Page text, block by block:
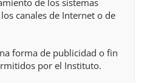
canales de Internet o de
forma de publicidad o fin
por el Instituto.